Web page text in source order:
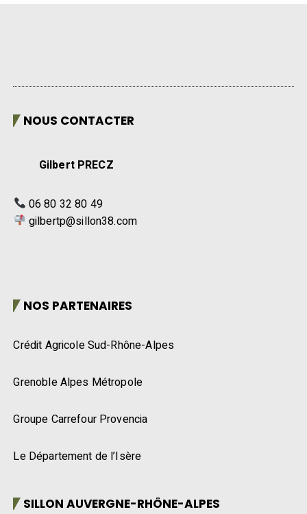
NOUS CONTACTER
Gilbert PRECZ
06 80 32 80 49
gilbertp@sillon38.com
NOS PARTENAIRES
Crédit Agricole Sud-Rhône-Alpes
Grenoble Alpes Métropole
Groupe Carrefour Provencia
Le Département de l’Isère
SILLON AUVERGNE-RHÔNE-ALPES